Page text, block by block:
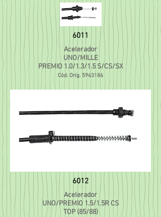
6011
Acelerador
UNO/MILLE
PREMIO 1.0/1.3/1.5 S/CS/SX
Cód. Orig. 5963186
6012
Acelerador
UNO/PREMIO 1.5/1.5R CS
TOP (85/88)